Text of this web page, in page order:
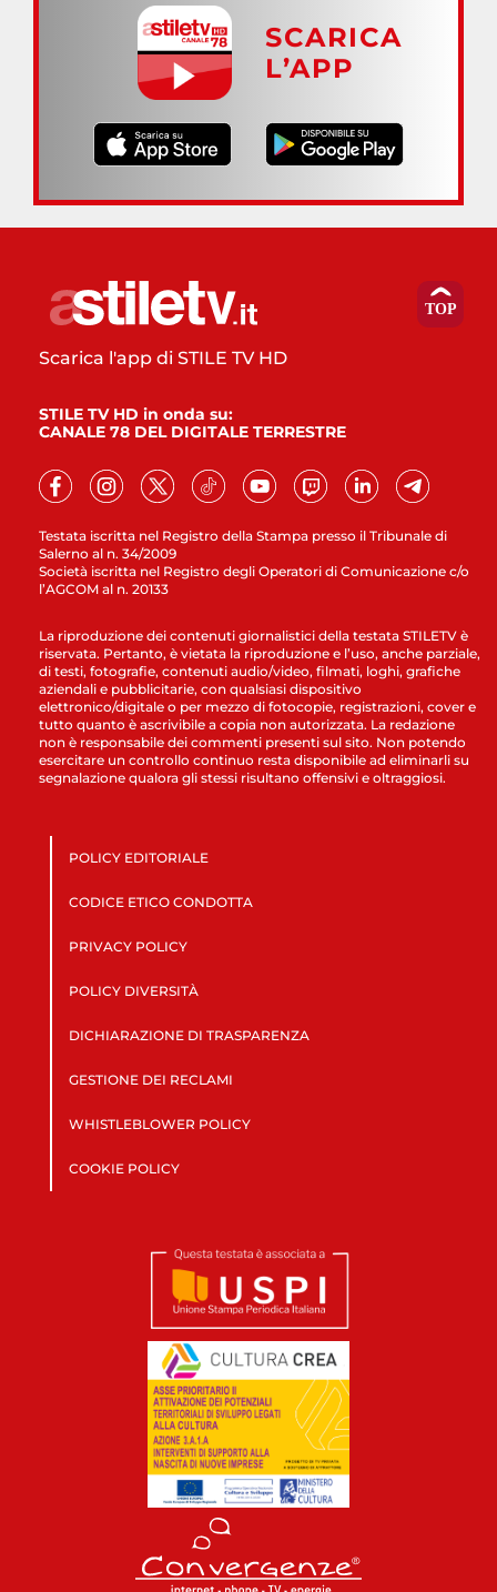
SCARICA
L’APP
Testata iscritta nel Registro della Stampa presso il Tribunale di
Salerno al n. 34/2009
Società iscritta nel Registro degli Operatori di Comunicazione c/o
l’AGCOM al n. 20133
Scarica l'app di STILE TV HD
STILE TV HD in onda su:
CANALE 78 DEL DIGITALE TERRESTRE
La riproduzione dei contenuti giornalistici della testata STILETV è
riservata. Pertanto, è vietata la riproduzione e l’uso, anche parziale,
di testi, fotografie, contenuti audio/video, filmati, loghi, grafiche
aziendali e pubblicitarie, con qualsiasi dispositivo
elettronico/digitale o per mezzo di fotocopie, registrazioni, cover e
tutto quanto è ascrivibile a copia non autorizzata. La redazione
non è responsabile dei commenti presenti sul sito. Non potendo
esercitare un controllo continuo resta disponibile ad eliminarli su
segnalazione qualora gli stessi risultano offensivi e oltraggiosi.
POLICY EDITORIALE
CODICE ETICO CONDOTTA
PRIVACY POLICY
POLICY DIVERSITÀ
DICHIARAZIONE DI TRASPARENZA
GESTIONE DEI RECLAMI
WHISTLEBLOWER POLICY
COOKIE POLICY